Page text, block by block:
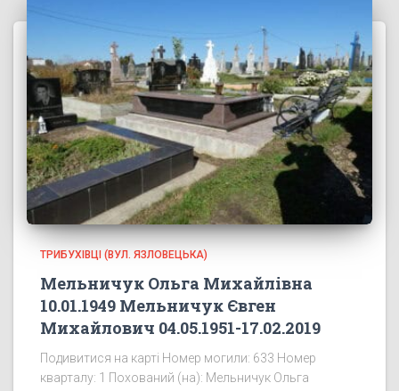
ТРИБУХІВЦІ (ВУЛ. ЯЗЛОВЕЦЬКА)
Мельничук Ольга Михайлівна
10.01.1949 Мельничук Євген
Михайлович 04.05.1951-17.02.2019
Подивитися на карті Номер могили: 633 Номер
кварталу: 1 Похований (на): Мельничук Ольга